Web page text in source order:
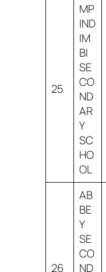
25
MP
IND
IM
BI
SE
CO
ND
AR
Y
SC
HO
OL
26
AB
BE
Y
SE
CO
ND